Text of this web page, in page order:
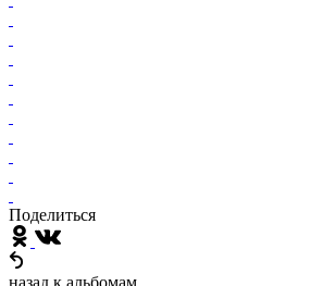
Поделиться
назад к альбомам